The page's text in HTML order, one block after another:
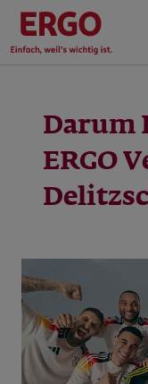
Darum
ERGO